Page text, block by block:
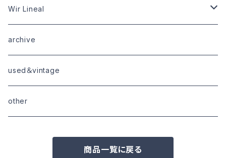
bottoms
goods
shoes
shoes
tops
bottoms
boots・sneaker
goods
tops
outer
tops
bottoms
boots
Wir Lineal
outer
tops
tops
bottoms
archive
used＆vintage
other
商品一覧に戻る